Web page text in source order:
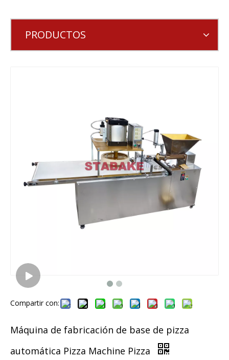
PRODUCTOS
Compartir con:
Máquina de fabricación de base de pizza
automática Pizza Machine Pizza